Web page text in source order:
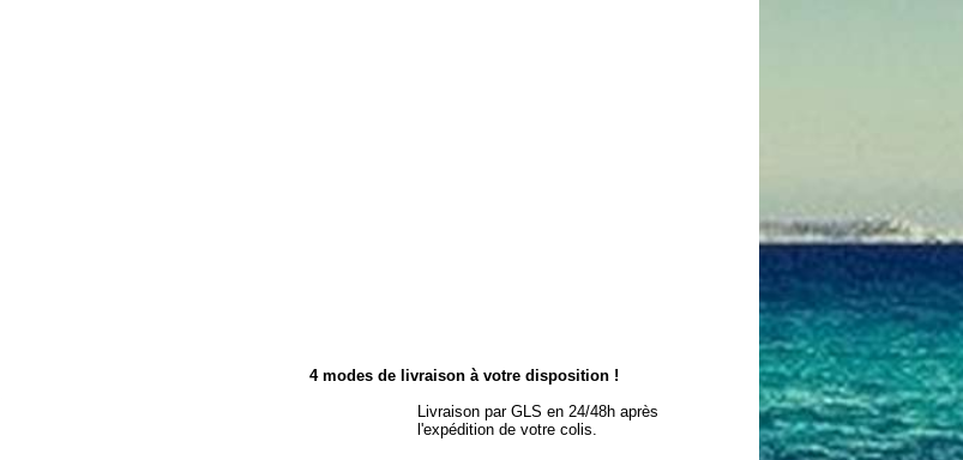
4 modes de livraison à votre disposition !
Livraison par GLS en 24/48h après
l'expédition de votre colis.